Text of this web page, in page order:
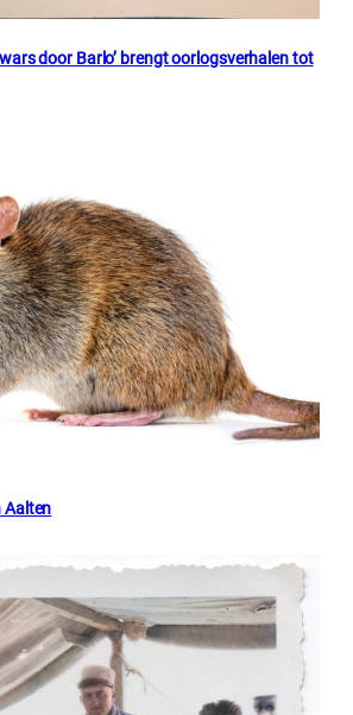
door Barlo’ brengt oorlogsverhalen tot
Aalten